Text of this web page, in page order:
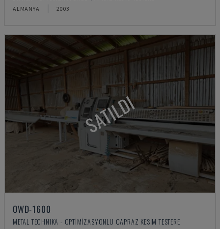
ALMANYA 2003
SATILDI
OWD-1600
METAL TECHNIKA - OPTIMIZASYONLU ÇAPRAZ KESIM TESTERE